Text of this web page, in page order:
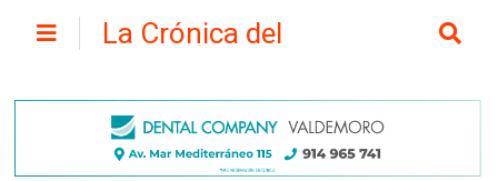
La Crónica del